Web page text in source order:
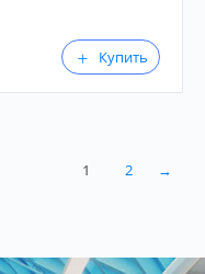
Купить
1 2